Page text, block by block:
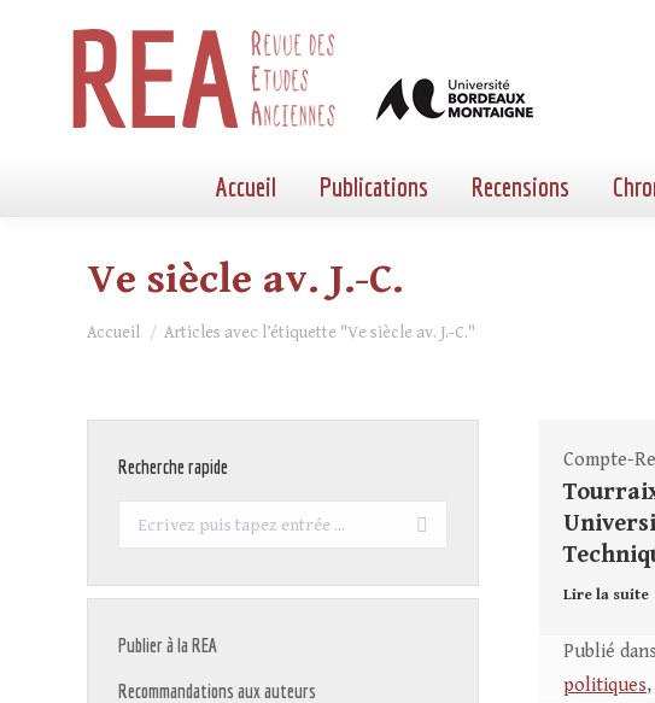
Accueil Publications Recensions
Ve siècle av. J.-C.
Vous êtes ici :
Accueil Articles avec l’étiquette "Ve siècle av. J.-C."
Compte-
Lire la suite
Publié dans
politiques,
Recherche rapide
Recherche
Publier à la REA
Recommandations aux auteurs